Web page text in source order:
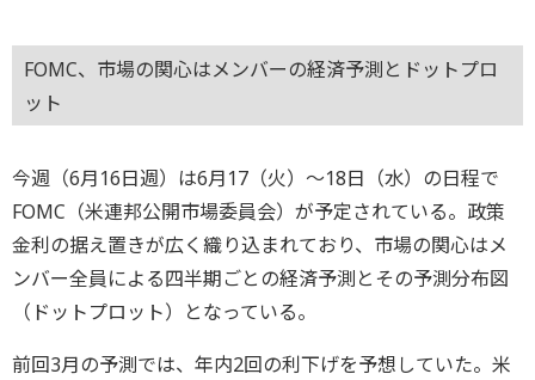
FOMC、市場の関心はメンバーの経済予測とドットプロ
ット
今週（6月16日週）は6月17（火）～18日（水）の日程で
FOMC（米連邦公開市場委員会）が予定されている。政策
金利の据え置きが広く織り込まれており、市場の関心はメ
ンバー全員による四半期ごとの経済予測とその予測分布図
（ドットプロット）となっている。
前回3月の予測では、年内2回の利下げを予想していた。米